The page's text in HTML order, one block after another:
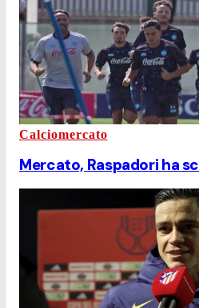
Calciomercato
Mercato, Raspadori ha